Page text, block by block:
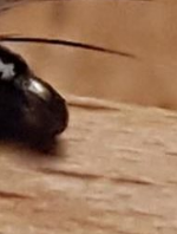
de Tourenne
le 33